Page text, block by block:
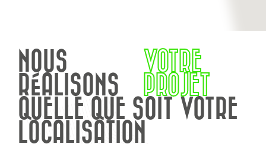
NOUS
RÉALISONS
VOTRE
PROJET
QUELLE QUE SOIT VOTRE
LOCALISATION